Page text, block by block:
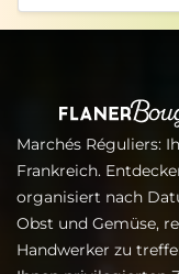
Marchés Réguliers:
Frankreich.
organisiert nach
Obst und Gemüse,
Handwerker zu